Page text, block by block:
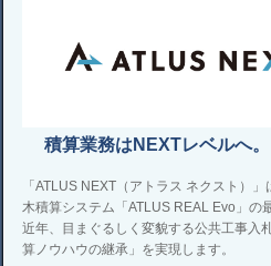
積算業務はNEXTレベルへ。
「ATLUS NEXT（アトラス ネクスト）
木積算システム「ATLUS REAL Evo」の
近年、目まぐるしく変貌する公共工事入
算ノウハウの継承」を実現します。